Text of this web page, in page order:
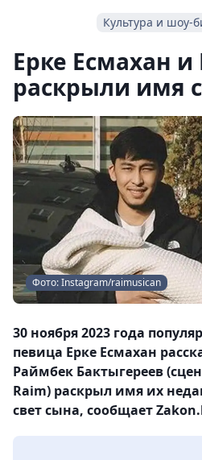
Культура и шоу-
Ерке Есмахан и
раскрыли имя
Фото: Instagram/raimusican
30 ноября 2023 года
певица Ерке Есмахан
Раймбек Бактыгереев
Raim) раскрыл имя их
свет сына, сообщает